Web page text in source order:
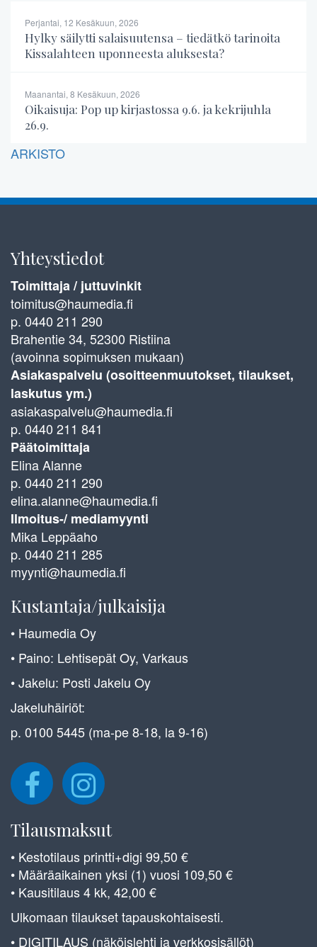
Perjantai, 12 Kesäkuun, 2026
Hylky säilytti salaisuutensa – tiedätkö tarinoita
Kissalahteen uponneesta aluksesta?
Maanantai, 8 Kesäkuun, 2026
Oikaisuja: Pop up kirjastossa 9.6. ja kekrijuhla
26.9.
ARKISTO
Yhteystiedot
Toimittaja / juttuvinkit
toimitus@haumedia.fi
p. 0440 211 290
Brahentie 34, 52300 Ristiina
(avoinna sopimuksen mukaan)
Asiakaspalvelu (osoitteenmuutokset, tilaukset,
laskutus ym.)
asiakaspalvelu@haumedia.fi
p. 0440 211 841
Päätoimittaja
Elina Alanne
p. 0440 211 290
elina.alanne@haumedia.fi
Ilmoitus-/ mediamyynti
Mika Leppäaho
p. 0440 211 285
myynti@haumedia.fi
Kustantaja/julkaisija
• Haumedia Oy
• Paino: Lehtisepät Oy, Varkaus
• Jakelu: Posti Jakelu Oy
Jakeluhäiriöt:
p. 0100 5445 (ma-pe 8-18, la 9-16)
Tilausmaksut
• Kestotilaus printti+digi 99,50 €
• Määräaikainen yksi (1) vuosi 109,50 €
• Kausitilaus 4 kk, 42,00 €
Ulkomaan tilaukset tapauskohtaisesti.
• DIGITILAUS (näköislehti ja verkkosisällöt)